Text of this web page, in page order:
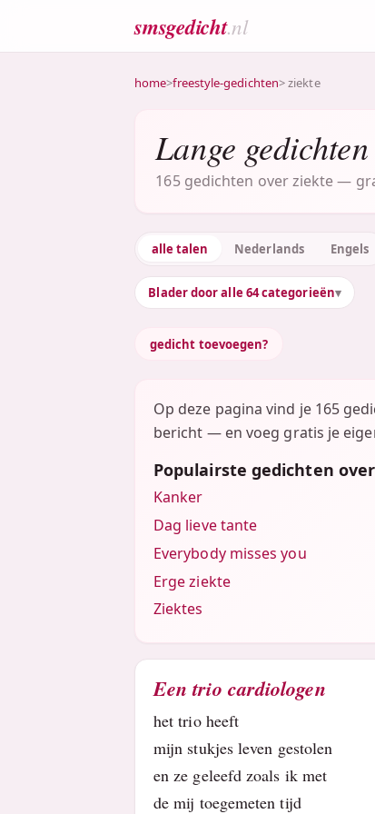
smsgedicht.nl
home>freestyle-gedichten> ziekte
Lange
165 gedichten over ziekte —
alle talen Nederlands Engels
Blader door alle 64 categorieën
gedicht toevoegen?
Op deze pagina vind je 165
bericht — en voeg gratis je
Populairste gedichten
Kanker
Dag lieve tante
Everybody misses you
Erge ziekte
Ziektes
Een trio cardiologen
het trio heeft
mijn stukjes leven gestolen
en ze geleefd zoals ik met
de mij toegemeten tijd